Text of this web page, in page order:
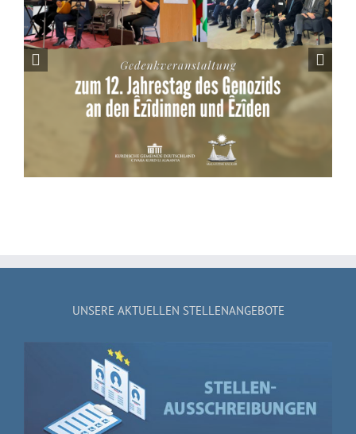
Die Kurdische Gemeinde Deutschland
begrüßt die Bremer Initiative zur
dauerhaften Verankerung des
Kurdischunterrichts
UNSERE AKTUELLEN STELLENANGEBOTE